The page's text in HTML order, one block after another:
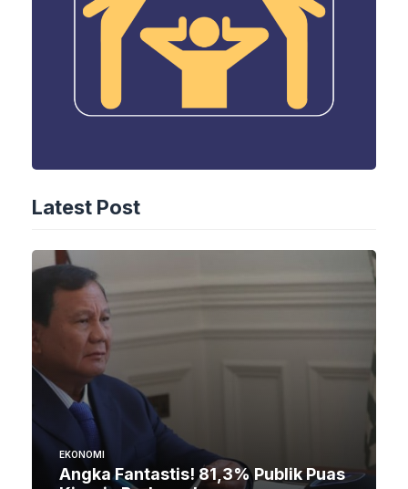
Latest Post
EKONOMI
Angka Fantastis! 81,3% Publik Puas